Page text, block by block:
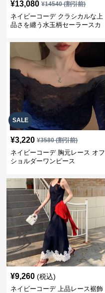
¥13,080 ¥14540(割引前)
ネイビーコーデ クラシカルな上
品さを纏う水玉柄セーラースカ
SALE
¥3,220 ¥3580(割引前)
ネイビーコーデ 胸元レース オフ
ショルダーワンピース
¥9,260 (税込)
ネイビーコーデ 上品レース裾飾